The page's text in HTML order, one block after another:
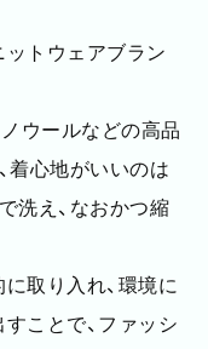
トウェアブラン
ウールなどの高品
着心地がいいのは
洗え、なおかつ縮
取り入れ、環境に
ことで、ファッシ